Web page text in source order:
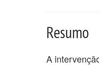
Resumo
A